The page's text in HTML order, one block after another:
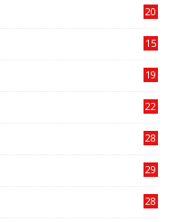
20
15
19
22
28
29
28